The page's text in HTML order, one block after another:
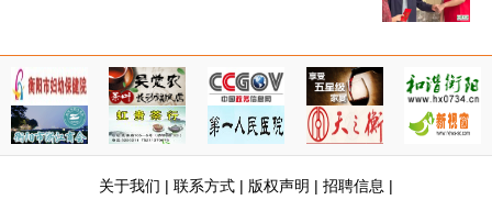
关于我们 | 联系方式 | 版权声明 | 招聘信息 |